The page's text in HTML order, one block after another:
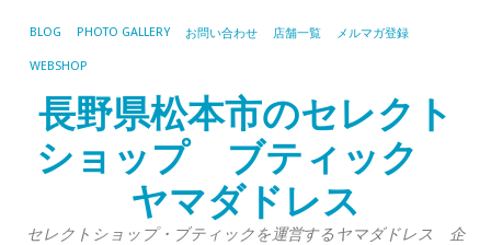
BLOG PHOTO GALLERY お問い合わせ 店舗一覧 メルマガ登録
WEBSHOP
長野県松本市のセレクト
ショップ ブティック
ヤマダドレス
セレクトショップ・ブティックを運営するヤマダドレス 企